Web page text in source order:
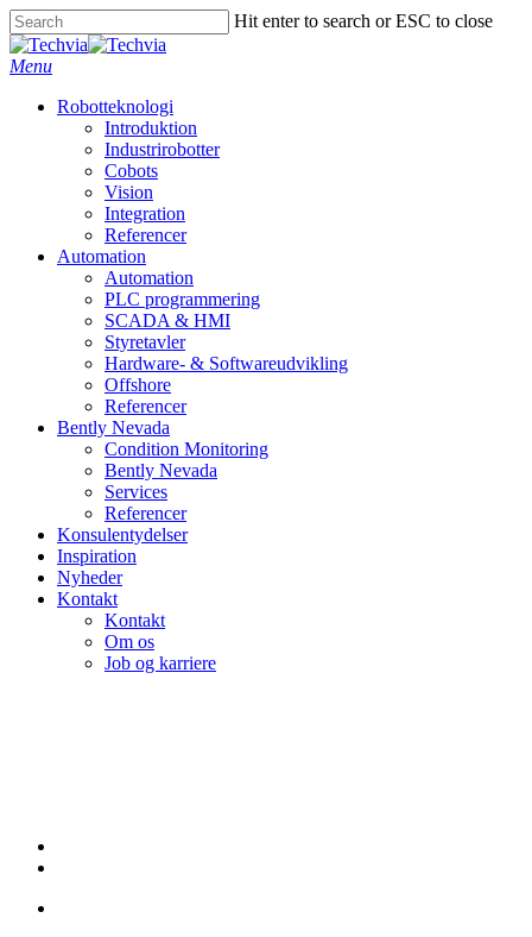
Skip
to
main
Hit enter to search or ESC to close
Close
Search
Menu
Robotteknologi
Introduktion
Industrirobotter
Cobots
Vision
Integration
Referencer
Automation
Automation
PLC programmering
SCADA & HMI
Styretavler
Hardware- & Softwareudvikling
Offshore
Referencer
Bently Nevada
Condition Monitoring
Bently Nevada
Services
Referencer
Konsulentydelser
Inspiration
Nyheder
Kontakt
Kontakt
Om os
Job og karriere